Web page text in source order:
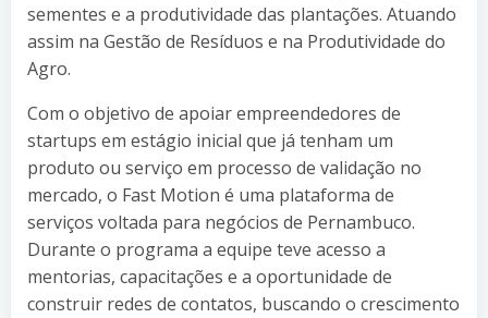
sementes e a produtividade das plantações. Atuando
assim na Gestão de Resíduos e na Produtividade do
Agro.
Com o objetivo de apoiar empreendedores de
startups em estágio inicial que já tenham um
produto ou serviço em processo de validação no
mercado, o Fast Motion é uma plataforma de
serviços voltada para negócios de Pernambuco.
Durante o programa a equipe teve acesso a
mentorias, capacitações e a oportunidade de
construir redes de contatos, buscando o crescimento